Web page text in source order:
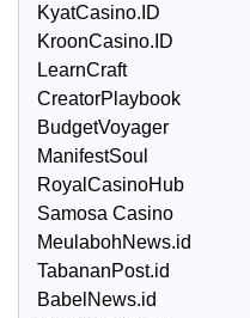
KyatCasino.ID
KroonCasino.ID
LearnCraft
CreatorPlaybook
BudgetVoyager
ManifestSoul
RoyalCasinoHub
Samosa Casino
MeulabohNews.id
TabananPost.id
BabelNews.id